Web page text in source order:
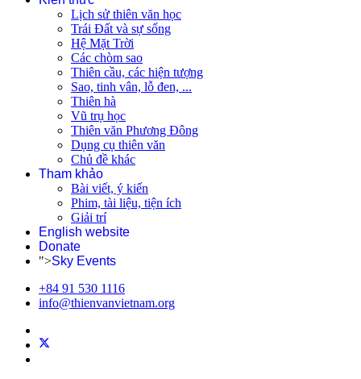
Lịch sử thiên văn học
Trái Đất và sự sống
Hệ Mặt Trời
Các chòm sao
Thiên cầu, các hiện tượng
Sao, tinh vân, lỗ đen, ...
Thiên hà
Vũ trụ học
Thiên văn Phương Đông
Dụng cụ thiên văn
Chủ đề khác
Tham khảo
Bài viết, ý kiến
Phim, tài liệu, tiện ích
Giải trí
English website
Donate
">Sky Events
+84 91 530 1116
info@thienvanvietnam.org